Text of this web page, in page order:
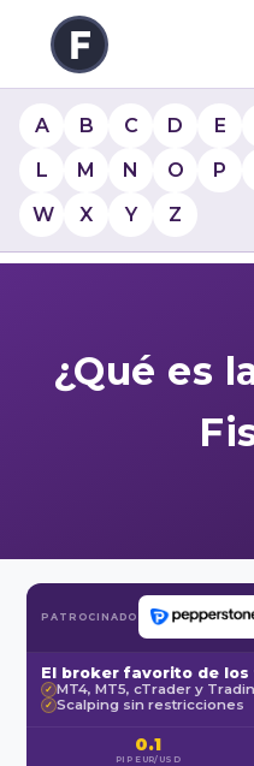
A B C D E
L
M N O P
W
X Y Z
¿Qué es
PATROCINADO
El broker favorito de
✓ MT4, MT5, cTrader y
✓ Scalping sin restricciones
0.1
PIP EUR/USD